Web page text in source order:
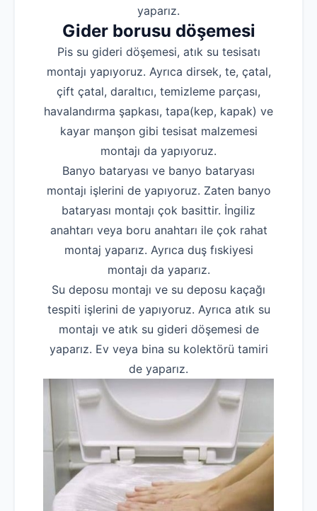
yaparız.
Gider borusu döşemesi
Pis su gideri döşemesi, atık su tesisatı
montajı yapıyoruz. Ayrıca dirsek, te, çatal,
çift çatal, daraltıcı, temizleme parçası,
havalandırma şapkası, tapa(kep, kapak) ve
kayar manşon gibi tesisat malzemesi
montajı da yapıyoruz.
Banyo bataryası ve banyo bataryası
montajı işlerini de yapıyoruz. Zaten banyo
bataryası montajı çok basittir. İngiliz
anahtarı veya boru anahtarı ile çok rahat
montaj yaparız. Ayrıca duş fıskiyesi
montajı da yaparız.
Su deposu montajı ve su deposu kaçağı
tespiti işlerini de yapıyoruz. Ayrıca atık su
montajı ve atık su gideri döşemesi de
yaparız. Ev veya bina su kolektörü tamiri
de yaparız.